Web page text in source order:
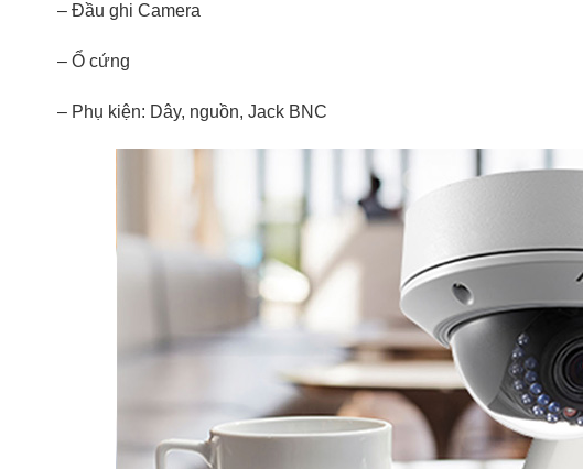
– Đầu ghi Camera
– Ổ cứng
– Phụ kiện: Dây, nguồn, Jack BNC